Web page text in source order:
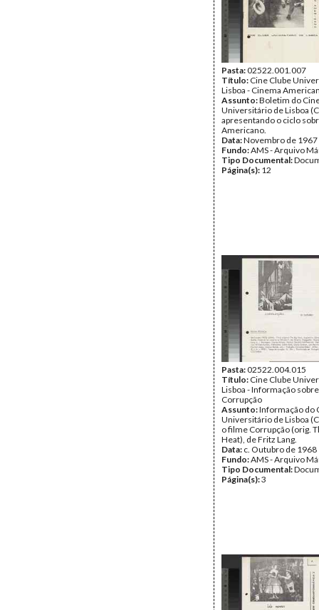
Pasta:02522.001.007
Título: Cine Clube
Lisboa - Cinema
Assunto:Boletim do
Universitário de Lisboa
apresentando o ciclo
Americano.
Data:Novembro de 1967
Fundo:AMS - Arquivo
Tipo Documental:
Página(s): 12
Pasta:02522.004.015
Título: Cine Clube
Lisboa - Informação
Corrupção
Assunto:Informação do
Universitário de Lisboa
o filme Corrupção (orig.
Heat), de Fritz Lang.
Data: c. Outubro de 1968
Fundo:AMS - Arquivo
Tipo Documental:
Página(s):3